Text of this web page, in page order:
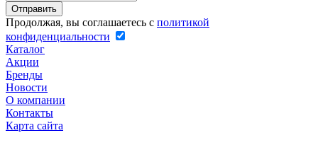
Продолжая, вы соглашаетесь с политикой
конфиденциальности
Каталог
Акции
Бренды
Новости
О компании
Контакты
Карта сайта